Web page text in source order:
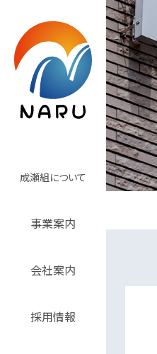
成瀬組について
事業案内
会社案内
採用情報